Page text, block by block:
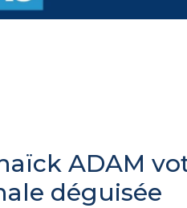
ADAM
déguisée